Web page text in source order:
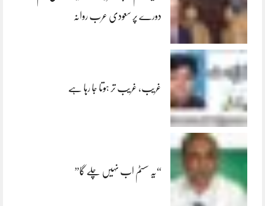
دورے پر سعودی عرب روانہ
غریب، غریب تر ہوتا جا رہا ہے
“یہ سسٹم اب نہیں چلے گا”